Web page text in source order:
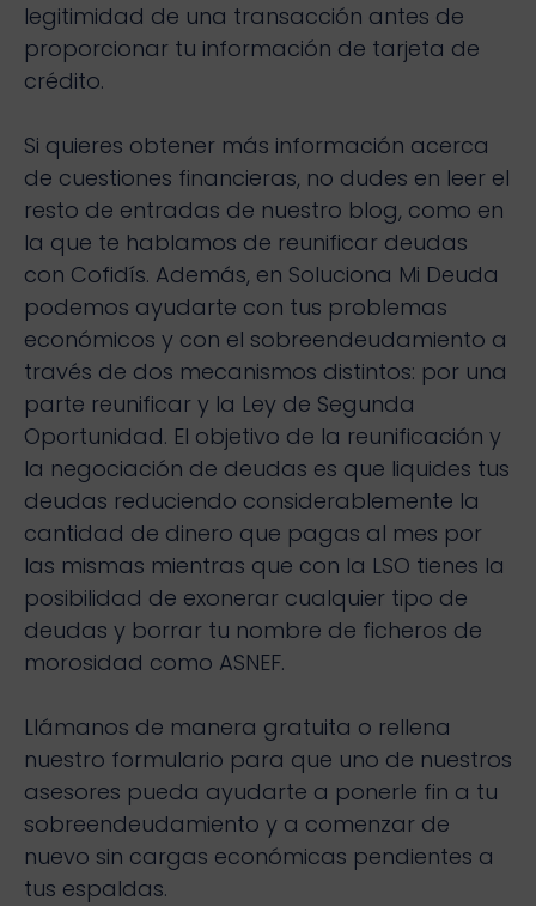
legitimidad de una transacción antes de
proporcionar tu información de tarjeta de
crédito.
Si quieres obtener más información acerca
de cuestiones financieras, no dudes en leer el
resto de entradas de nuestro blog, como en
la que te hablamos de reunificar deudas
con Cofidís. Además, en Soluciona Mi Deuda
podemos ayudarte con tus problemas
económicos y con el sobreendeudamiento a
través de dos mecanismos distintos: por una
parte reunificar y la Ley de Segunda
Oportunidad. El objetivo de la reunificación y
la negociación de deudas es que liquides tus
deudas reduciendo considerablemente la
cantidad de dinero que pagas al mes por
las mismas mientras que con la LSO tienes la
posibilidad de exonerar cualquier tipo de
deudas y borrar tu nombre de ficheros de
morosidad como ASNEF.
Llámanos de manera gratuita o rellena
nuestro formulario para que uno de nuestros
asesores pueda ayudarte a ponerle fin a tu
sobreendeudamiento y a comenzar de
nuevo sin cargas económicas pendientes a
tus espaldas.